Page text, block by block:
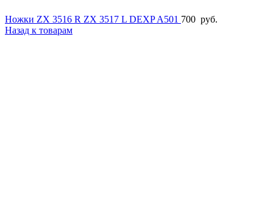
Ножки ZX 3516 R ZX 3517 L DEXP A501 700 руб.
Назад к товарам